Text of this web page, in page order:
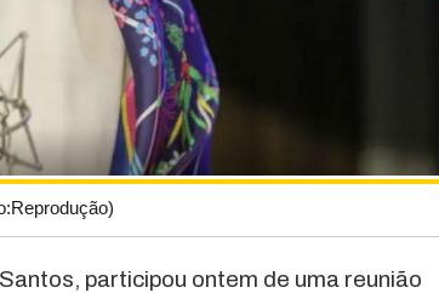
participou ontem de uma reunião